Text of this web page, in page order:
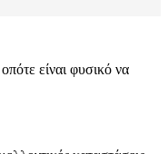
είναι φυσικό να